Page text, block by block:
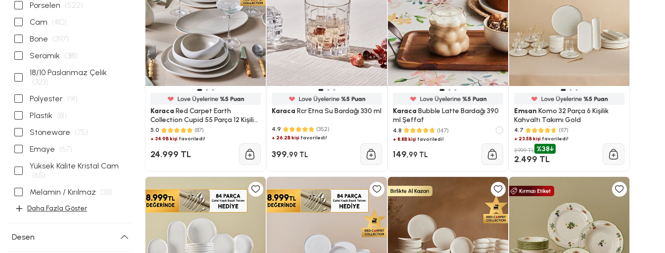
Porselen (522)
Cam (410)
Bone (397)
Seramik (381)
18/10 Paslanmaz Çelik
(323)
Polyester (91)
Plastik (81)
Stoneware (75)
Emaye (67)
Yüksek Kalite Kristal Cam
(65)
Melamin / Kırılmaz (33)
Daha Fazla Göster
Desen
Karaca Red Carpet Earth
Collection Cupid 55 Parça 12 Kişilik
Yemek Takımı
5.0 (87)
+ 34.9B kişifavoriledi!
24.999 TL
Karaca Rcr Etna Su Bardağı 330 ml
4.9 (352)
+ 26.2B kişifavoriledi!
399,99 TL
Karaca Bubble Latte Bardağı 390
ml Şeffaf
4.8 (147)
+ 8.8B kişifavoriledi!
149,99 TL
Emsan Komo 32 Parça 6 Kişilik
Kahvaltı Takımı Gold
4.7 (117)
+ 23.5B kişi favoriledi!
3.999 TL %38
2.499 TL